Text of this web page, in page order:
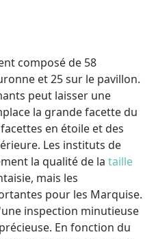
composé de 58
et 25 sur le pavillon.
peut laisser une
la grande facette du
en étoile et des
Les instituts de
la qualité de la taille
mais les
pour les Marquise.
inspection minutieuse
En fonction du